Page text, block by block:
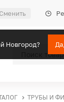
Сменить
Новгород?
ТРУБЫ И